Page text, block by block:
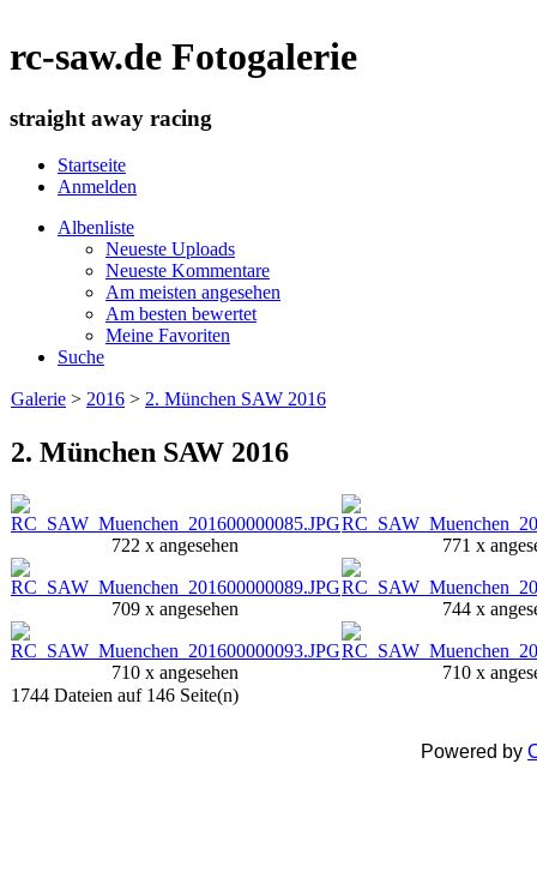
rc-saw.de Fotogalerie
straight away racing
Startseite
Anmelden
Albenliste
Neueste Uploads
Neueste Kommentare
Am meisten angesehen
Am besten bewertet
Meine Favoriten
Suche
Galerie > 2016 > 2. München SAW 2016
2. München SAW 2016
722 x angesehen 771 x
709 x angesehen 744 x
710 x angesehen
710 x
1744 Dateien auf 146 Seite(n)
Powered by